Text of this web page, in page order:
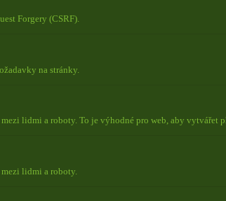
Forgery (CSRF).
na stránky.
lidmi a roboty. To je výhodné pro web, aby vytvářet
lidmi a roboty.